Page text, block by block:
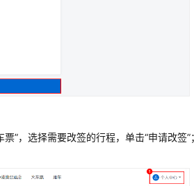
票”，选择需要改签的行程，单击“申请改